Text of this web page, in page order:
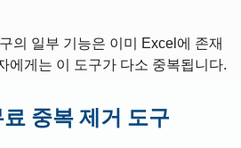
의 일부 기능은 이미 Excel에 존재
에게는 이 도구가 다소 중복됩니다.
중복 제거 도구